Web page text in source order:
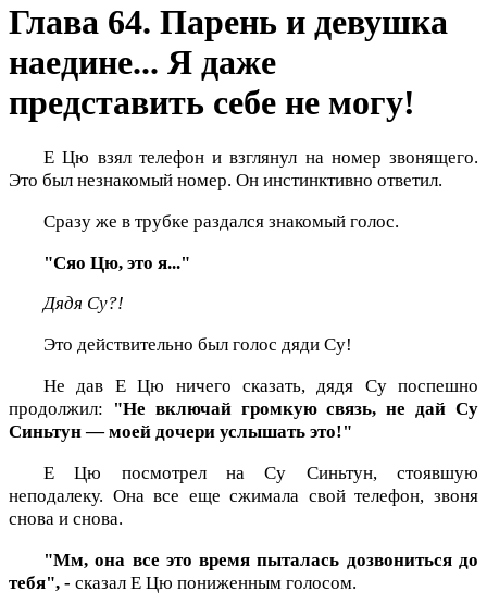
Глава 64. Парень и девушка
наедине... Я даже
представить себе не могу!
Е Цю взял телефон и взглянул на номер звонящего.
Это был незнакомый номер. Он инстинктивно ответил.
Сразу же в трубке раздался знакомый голос.
"Сяо Цю, это я..."
Дядя Су?!
Это действительно был голос дяди Су!
Не дав Е Цю ничего сказать, дядя Су поспешно
продолжил:
"Не включай громкую связь, не дай Су
Синьтун — моей дочери услышать это!"
Е Цю посмотрел на Су Синьтун, стоявшую
неподалеку. Она все еще сжимала свой телефон, звоня
снова и снова.
"Мм, она все это время пыталась дозвониться до
тебя", - сказал Е Цю пониженным голосом.